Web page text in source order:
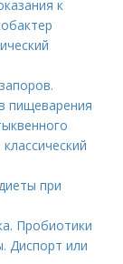
к
пищеварения
при
Пробиотики
Диспорт или